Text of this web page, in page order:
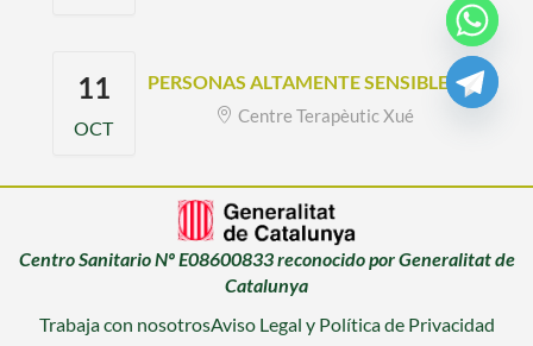
11
OCT
PERSONAS ALTAMENTE SENSIBLES
Centre Terapèutic Xué
Centro Sanitario Nº E08600833 reconocido por Generalitat de
Catalunya
Trabaja con nosotrosAviso Legal y Política de Privacidad